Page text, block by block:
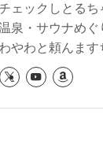
ェックしとるち
泉・サウナめぐ
やわと頼んます